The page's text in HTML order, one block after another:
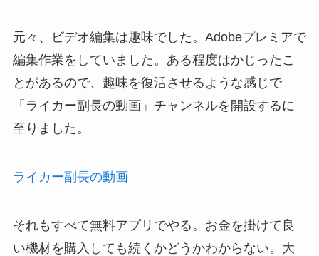
元々、ビデオ編集は趣味でした。Adobeプレミアで
編集作業をしていました。ある程度はかじったこ
とがあるので、趣味を復活させるような感じで
「ライカー副長の動画」チャンネルを開設するに
至りました。
ライカー副長の動画
それもすべて無料アプリでやる。お金を掛けて良
い機材を購入しても続くかどうかわからない。大